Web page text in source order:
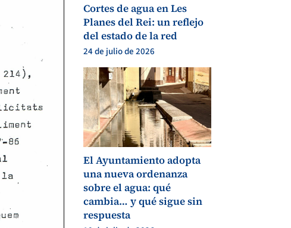
Cortes de agua en Les
Planes del Rei: un reflejo
del estado de la red
24 de julio de 2026
El Ayuntamiento adopta
una nueva ordenanza
sobre el agua: qué
cambia… y qué sigue sin
respuesta